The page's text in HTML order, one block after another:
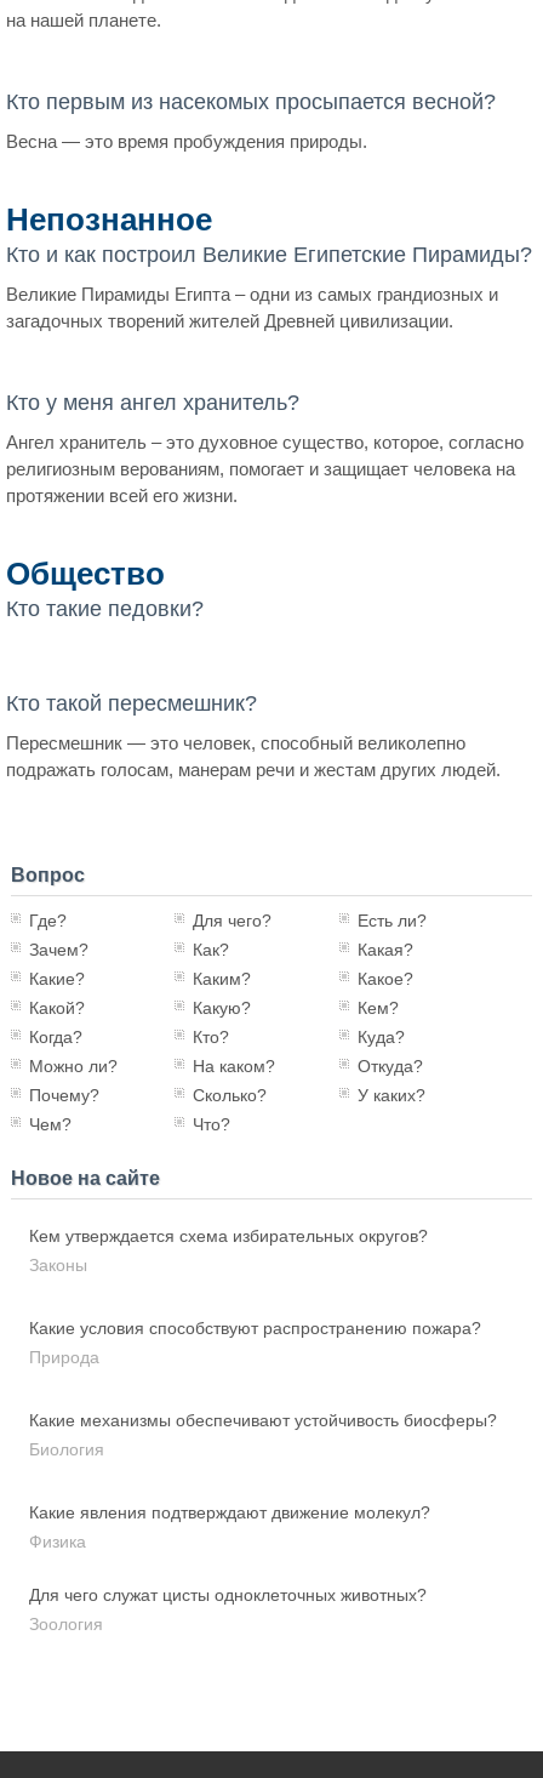
на нашей планете.
Кто первым из насекомых просыпается весной?
Весна — это время пробуждения природы.
Непознанное
Кто и как построил Великие Египетские Пирамиды?
Великие Пирамиды Египта – одни из самых грандиозных и
загадочных творений жителей Древней цивилизации.
Кто у меня ангел хранитель?
Ангел хранитель – это духовное существо, которое, согласно
религиозным верованиям, помогает и защищает человека на
протяжении всей его жизни.
Общество
Кто такие педовки?
Кто такой пересмешник?
Пересмешник — это человек, способный великолепно
подражать голосам, манерам речи и жестам других людей.
Вопрос
Где? Для чего?
Есть ли?
Зачем?
Как?
Какая?
Какие?
Каким?
Какое?
Какой?
Какую?
Кем?
Когда?
Кто?
Куда?
Можно ли?
На каком?
Откуда?
Почему?
Сколько?
У каких?
Чем?
Что?
Новое на сайте
Кем утверждается схема избирательных округов?
Законы
Какие условия способствуют распространению пожара?
Природа
Какие механизмы обеспечивают устойчивость биосферы?
Биология
Какие явления подтверждают движение молекул?
Физика
Для чего служат цисты одноклеточных животных?
Зоология